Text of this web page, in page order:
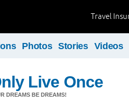
Travel
Photos Stories Videos
Live Once
DREAMS BE DREAMS!